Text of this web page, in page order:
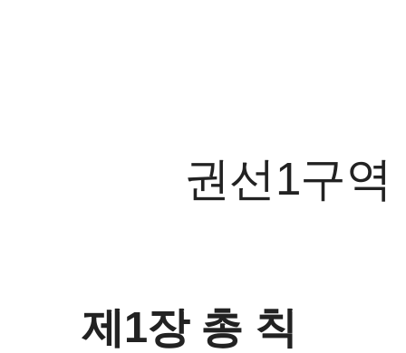
권선1구
제1장 총 칙